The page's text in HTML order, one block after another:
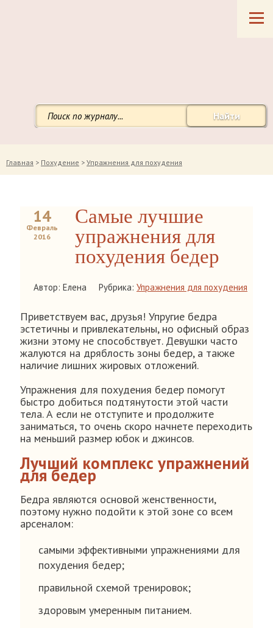
Найти
Главная > Похудение > Упражнения для похудения
14
Февраль
2016
Самые лучшие
упражнения для
похудения бедер
Автор: Елена Рубрика: Упражнения для похудения
Приветствуем вас, друзья! Упругие бедра
эстетичны и привлекательны, но офисный образ
жизни этому не способствует. Девушки часто
жалуются на дряблость зоны бедер, а также
наличие лишних жировых отложений.
Упражнения для похудения бедер помогут
быстро добиться подтянутости этой части
тела. А если не отступите и продолжите
заниматься, то очень скоро начнете переходить
на меньший размер юбок и джинсов.
Лучший комплекс упражнений
для бедер
Бедра являются основой женственности,
поэтому нужно подойти к этой зоне со всем
арсеналом:
самыми эффективными упражнениями для
похудения бедер;
правильной схемой тренировок;
здоровым умеренным питанием.